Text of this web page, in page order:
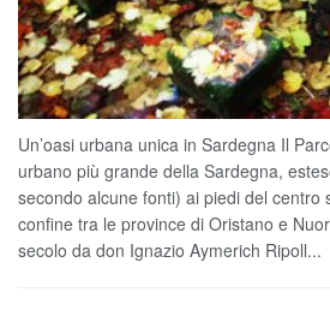
Un’oasi urbana unica in Sardegna Il
urbano più grande della Sardegna,
secondo alcune fonti) ai piedi del centro
confine tra le province di Oristano e
secolo da don Ignazio Aymerich Ripoll...